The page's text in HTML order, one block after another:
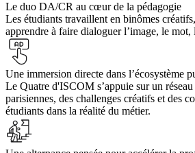
Le duo DA/CR au cœur de la pédagogie
Les étudiants travaillent en binômes
apprendre à faire dialoguer l’image, le
Une immersion directe dans l’écosystème
Le Quatre d'ISCOM s’appuie sur un réseau
parisiennes, des challenges créatifs et des
étudiants dans la réalité du métier.